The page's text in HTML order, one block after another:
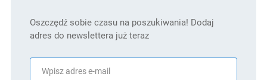
Oszczędź sobie czasu na poszukiwania! Dodaj
adres do newslettera już teraz